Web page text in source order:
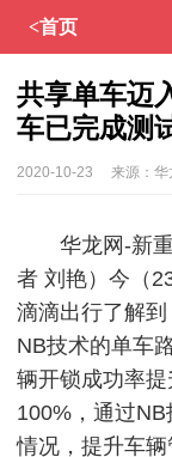
<首页
共享单车迈
车已完成测
来源： 华
2020-10-23
华龙网-新
者 刘艳）今（
滴滴出行了解
NB技术的单车
辆开锁成功率
100%，通过
情况，提升车